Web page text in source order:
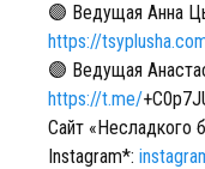
🟣 Ведущая Анна
https://
🟣 Ведущая
https://t.me/
Сайт «Несладкого
Instagram*: